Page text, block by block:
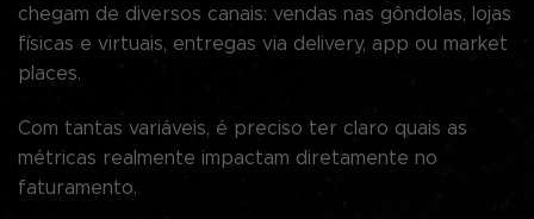
chegam de diversos canais: vendas nas gôndolas, lojas
físicas e virtuais, entregas via delivery, app ou market
places.
Com tantas variáveis, é preciso ter claro quais as
métricas realmente impactam diretamente no
faturamento.